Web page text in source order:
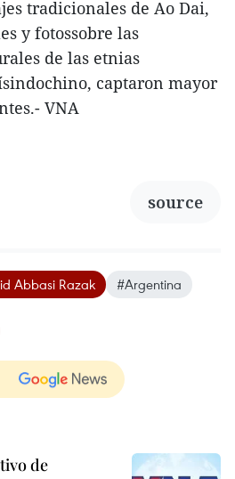
tradicionales de Ao Dai,
y fotossobre las
de las etnias
captaron mayor
VNA
source
Abbasi Razak #Argentina
de